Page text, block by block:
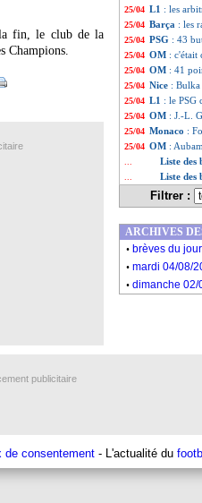
la fin, le club de la
Champions.
25/04 L1 : les
25/04 Barça : les
25/04 PSG : 43
25/04 OM : c'était
25/04 OM : 41
25/04 Nice : Bulka
25/04 L1 : le PSG
25/04 OM : J.-L.
25/04 Monaco :
25/04 OM :
Liste des
Liste des
Filtrer :
ARCHIVES
. brèves du jour
. mardi 04/08/
. dimanche 02/
publicitaire
de consentement - L'actualité du